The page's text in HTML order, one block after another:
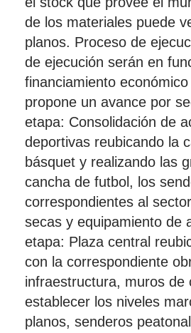
de los materiales puede
planos. Proceso de
de ejecución serán en
financiamiento
propone un avance por
etapa: Consolidación de
deportivas reubicando la
básquet y realizando las
cancha de futbol, los
correspondientes al
secas y equipamiento de
etapa: Plaza central
con la correspondiente
infraestructura, muros de
establecer los niveles
planos, senderos